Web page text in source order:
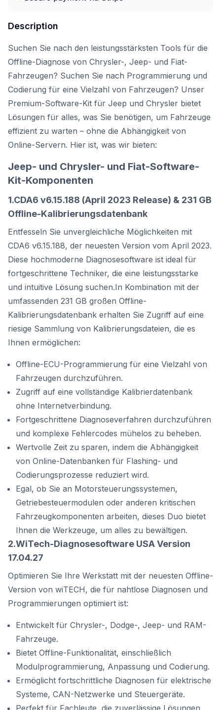
Description
Suchen Sie nach den leistungsstärksten Tools für die
Offline-Diagnose von Chrysler-, Jeep- und Fiat-
Fahrzeugen? Suchen Sie nach Programmierung und
Codierung für eine Vielzahl von Fahrzeugen? Unser
Premium-Software-Kit für Jeep und Chrysler bietet
Lösungen für alles, was Sie benötigen, um Fahrzeuge
effizient zu warten – ohne die Abhängigkeit von
Online-Servern. Hier ist, was wir bieten:
Jeep- und Chrysler- und Fiat-Software-
Kit-Komponenten
1.CDA6 v6.15.188 (April 2023 Release) & 231 GB
Offline-Kalibrierungsdatenbank
Entfesseln Sie unvergleichliche Möglichkeiten mit
CDA6 v6.15.188, der neuesten Version vom April 2023.
Diese hochmoderne Diagnosesoftware ist ideal für
fortgeschrittene Techniker, die eine leistungsstarke
und intuitive Lösung suchen.In Kombination mit der
umfassenden 231 GB großen Offline-
Kalibrierungsdatenbank erhalten Sie Zugriff auf eine
riesige Sammlung von Kalibrierungsdateien, die es
Ihnen ermöglichen:
Offline-ECU-Programmierung für eine Vielzahl von
Fahrzeugen durchzuführen.
Zugriff auf eine vollständige Kalibrierdatenbank
ohne Internetverbindung.
Fortgeschrittene Diagnoseverfahren durchzuführen
und komplexe Fehlercodes mühelos zu beheben.
Wertvolle Zeit zu sparen, indem die Abhängigkeit
von Online-Datenbanken für Flashing- und
Codierungsprozesse reduziert wird.
Egal, ob Sie an Motorsteuerungssystemen,
Getriebesteuermodulen oder anderen kritischen
Fahrzeugkomponenten arbeiten, dieses Duo bietet
Ihnen die Werkzeuge, um alles zu bewältigen.
2.WiTech-Diagnosesoftware USA Version
17.04.27
Optimieren Sie Ihre Werkstatt mit der neuesten Offline-
Version von wiTECH, die für nahtlose Diagnosen und
Programmierungen optimiert ist:
Entwickelt für Chrysler-, Dodge-, Jeep- und RAM-
Fahrzeuge.
Bietet Offline-Funktionalität, einschließlich
Modulprogrammierung, Anpassung und Codierung.
Ermöglicht fortschrittliche Diagnosen für elektrische
Systeme, CAN-Netzwerke und Steuergeräte.
Perfekt für Fachleute, die zuverlässige Lösungen